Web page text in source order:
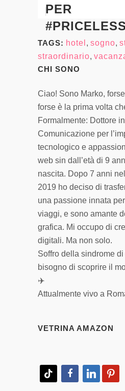
PER
TAGS: hotel , sogno,
straordinario,
CHI SONO
Ciao! Sono Marko,
forse è la prima volta
Formalmente: Dottore
Comunicazione per
tecnologico e
web sin dall’età di 9
nascita. Dopo 7 anni
2019 ho deciso di
una passione innata
viaggi, e sono amante
grafica. Mi occupo di
digitali. Ma non solo.
Soffro della sindrome
bisogno di scoprire il
✈️
Attualmente vivo a
VETRINA AMAZON
tiktok facebooklinkedin